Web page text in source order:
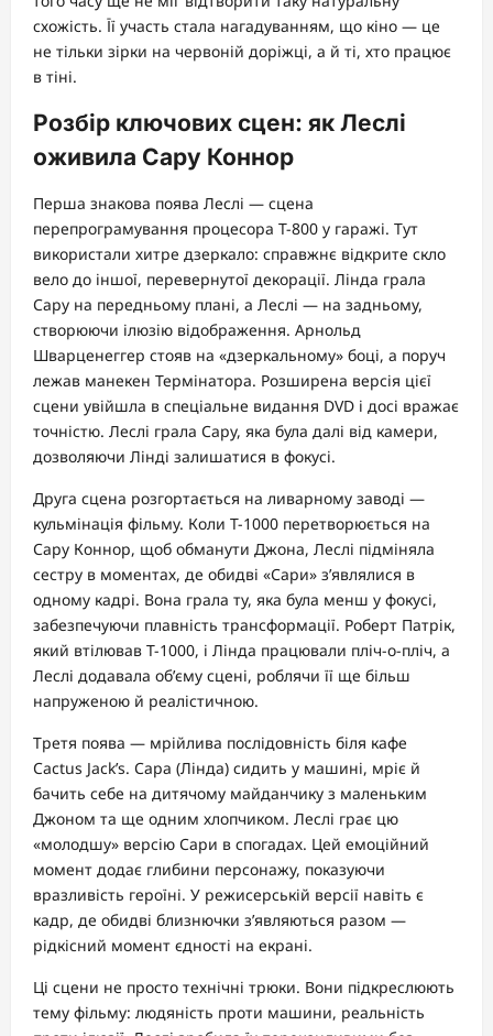
схожість. Її участь стала нагадуванням, що кіно — це
не тільки зірки на червоній доріжці, а й ті, хто працює
в тіні.
Розбір ключових сцен: як Леслі
оживила Сару Коннор
Перша знакова поява Леслі — сцена
перепрограмування процесора Т-800 у гаражі. Тут
використали хитре дзеркало: справжнє відкрите скло
вело до іншої, перевернутої декорації. Лінда грала
Сару на передньому плані, а Леслі — на задньому,
створюючи ілюзію відображення. Арнольд
Шварценеггер стояв на «дзеркальному» боці, а поруч
лежав манекен Термінатора. Розширена версія цієї
сцени увійшла в спеціальне видання DVD і досі вражає
точністю. Леслі грала Сару, яка була далі від камери,
дозволяючи Лінді залишатися в фокусі.
Друга сцена розгортається на ливарному заводі —
кульмінація фільму. Коли Т-1000 перетворюється на
Сару Коннор, щоб обманути Джона, Леслі підміняла
сестру в моментах, де обидві «Сари» з’являлися в
одному кадрі. Вона грала ту, яка була менш у фокусі,
забезпечуючи плавність трансформації. Роберт Патрік,
який втілював Т-1000, і Лінда працювали пліч-о-пліч, а
Леслі додавала об’єму сцені, роблячи її ще більш
напруженою й реалістичною.
Третя поява — мрійлива послідовність біля кафе
Cactus Jack’s. Сара (Лінда) сидить у машині, мріє й
бачить себе на дитячому майданчику з маленьким
Джоном та ще одним хлопчиком. Леслі грає цю
«молодшу» версію Сари в спогадах. Цей емоційний
момент додає глибини персонажу, показуючи
вразливість героїні. У режисерській версії навіть є
кадр, де обидві близнючки з’являються разом —
рідкісний момент єдності на екрані.
Ці сцени не просто технічні трюки. Вони підкреслюють
тему фільму: людяність проти машини, реальність